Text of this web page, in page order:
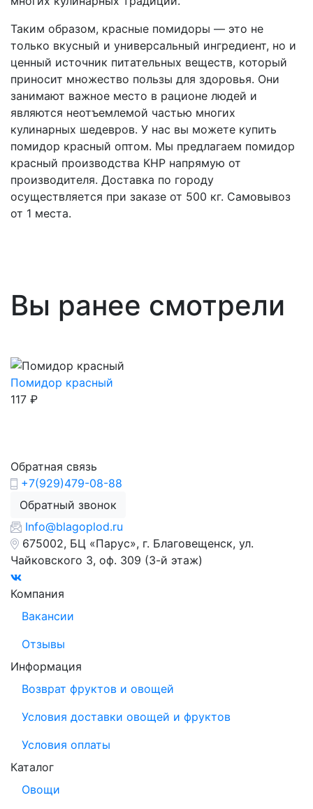
Таким образом, красные помидоры — это не
только вкусный и универсальный ингредиент, но и
ценный источник питательных веществ, который
приносит множество пользы для здоровья. Они
занимают важное место в рационе людей и
являются неотъемлемой частью многих
кулинарных шедевров. У нас вы можете купить
помидор красный оптом. Мы предлагаем помидор
красный производства КНР напрямую от
производителя. Доставка по городу
осуществляется при заказе от 500 кг. Самовывоз
от 1 места.
Вы ранее смотрели
Помидор красный
117 ₽
Обратная связь
+7(929)479-08-88
Обратный звонок
Info@blagoplod.ru
675002, БЦ «Парус», г. Благовещенск, ул.
Чайковского 3, оф. 309 (3-й этаж)
Компания
Вакансии
Отзывы
Информация
Возврат фруктов и овощей
Условия доставки овощей и фруктов
Условия оплаты
Каталог
Овощи